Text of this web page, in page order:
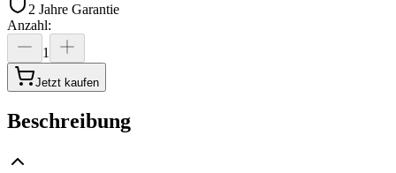
2 Jahre Garantie
Anzahl:
1
Jetzt kaufen
Beschreibung